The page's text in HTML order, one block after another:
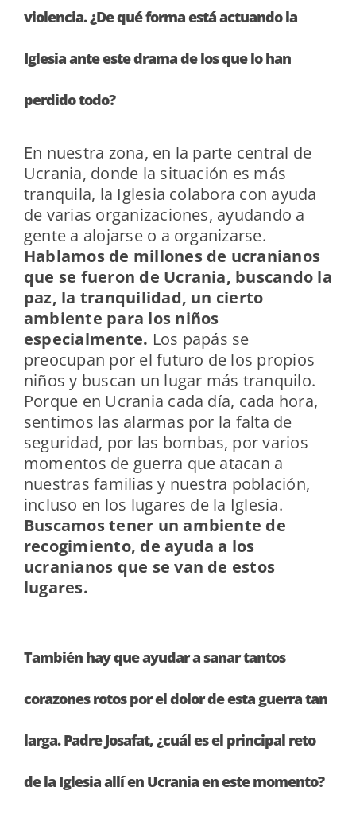
violencia. ¿De qué forma está actuando la
Iglesia ante este drama de los que lo han
perdido todo?
En nuestra zona, en la parte central de
Ucrania, donde la situación es más
tranquila, la Iglesia colabora con ayuda
de varias organizaciones, ayudando a
gente a alojarse o a organizarse.
Hablamos de millones de ucranianos
que se fueron de Ucrania, buscando la
paz, la tranquilidad, un cierto
ambiente para los niños
especialmente. Los papás se
preocupan por el futuro de los propios
niños y buscan un lugar más tranquilo.
Porque en Ucrania cada día, cada hora,
sentimos las alarmas por la falta de
seguridad, por las bombas, por varios
momentos de guerra que atacan a
nuestras familias y nuestra población,
incluso en los lugares de la Iglesia.
Buscamos tener un ambiente de
recogimiento, de ayuda a los
ucranianos que se van de estos
lugares.
También hay que ayudar a sanar tantos
corazones rotos por el dolor de esta guerra tan
larga. Padre Josafat, ¿cuál es el principal reto
de la Iglesia allí en Ucrania en este momento?